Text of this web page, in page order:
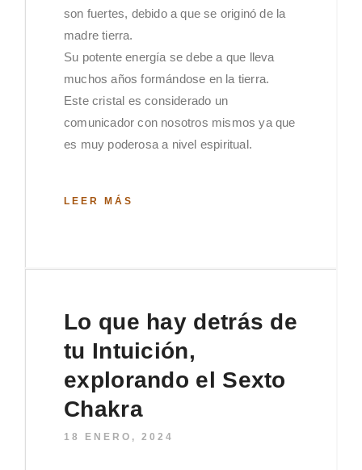
son fuertes, debido a que se originó de la
madre tierra.
Su potente energía se debe a que lleva
muchos años formándose en la tierra.
Este cristal es considerado un
comunicador con nosotros mismos ya que
es muy poderosa a nivel espiritual.
LEER MÁS
Lo que hay detrás de
tu Intuición,
explorando el Sexto
Chakra
18 ENERO, 2024